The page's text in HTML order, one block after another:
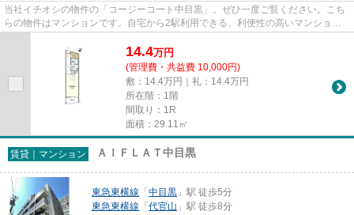
当社イチオシの物件の「コージーコート中目黒」。ぜひ一度ご覧ください。こち
らの物件はマンションです。自宅から2駅利用できる、利便性の高いマンション
14.4万円
(管理費・共益費 10,000円)
敷：14.4万円｜礼：14.4万円
所在階：1階
間取り：1R
面積：29.11㎡
賃貸｜マンション ＡＩＦＬＡＴ中目黒
東急東横線 「 中目黒 」駅 徒歩5分
東急東横線 「 代官山 」駅 徒歩8分